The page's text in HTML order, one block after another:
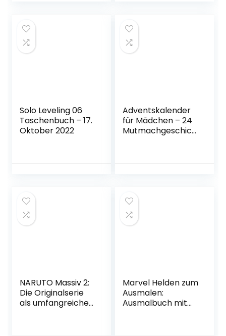
verschenken
wollen Gebundene
Ausgabe – 28.
Solo Leveling 06
Taschenbuch – 17.
Oktober 2022
Adventskalender
für Mädchen – 24
Mutmachgeschich
besondere
Mädchen
Taschenbuch – 9.
NARUTO Massiv 2:
Die Originalserie
als umfangreiche
Marvel Helden zum
Ausmalen:
Ausmalbuch mit